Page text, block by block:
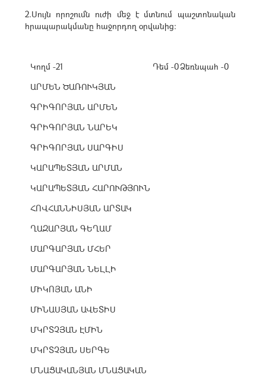
2.Սույն որոշումն ուժի մեջ է մտնում պաշտոնական
հրապարակմանը հաջորդող օրվանից:
Կողմ -21
ԱՐՄԵՆ ԾԱՌՈՒԿՅԱՆ
ԳՐԻԳՈՐՅԱՆ ԱՐՄԵՆ
ԳՐԻԳՈՐՅԱՆ ՆԱՐԵԿ
ԳՐԻԳՈՐՅԱՆ ՍԱՐԳԻՍ
ԿԱՐԱՊԵՏՅԱՆ ԱՐՄԱՆ
ԿԱՐԱՊԵՏՅԱՆ ՀԱՐՈՒԹՅՈՒՆ
ՀՈՎՀԱՆՆԻՍՅԱՆ ԱՐՏԱԿ
ՂԱԶԱՐՅԱՆ ԳԵՂԱՄ
ՄԱՐԳԱՐՅԱՆ ՄՀԵՐ
ՄԱՐԳԱՐՅԱՆ ՆԵԼԼԻ
ՄԻԿՈՅԱՆ ԱՆԻ
ՄԻՆԱՍՅԱՆ ԱՎԵՏԻՍ
ՄԿՐՏՉՅԱՆ ԷՄԻՆ
ՄԿՐՏՉՅԱՆ ՍԵՐԳԵ
ՄՆԱՑԱԿԱՆՅԱՆ ՄՆԱՑԱԿԱՆ
Դեմ -0Ձեռնպահ -0